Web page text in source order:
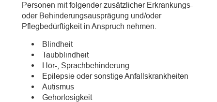
Personen mit folgender zusätzlicher Erkrankungs-
oder Behinderungsausprägung und/oder
Pflegbedürftigkeit in Anspruch nehmen.
Blindheit
Taubblindheit
Hör-, Sprachbehinderung
Epilepsie oder sonstige Anfallskrankheiten
Autismus
Gehörlosigkeit